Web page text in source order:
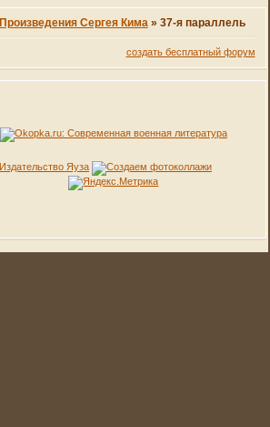
Произведения Сергея Кима » 37-я параллель
создать бесплатный форум